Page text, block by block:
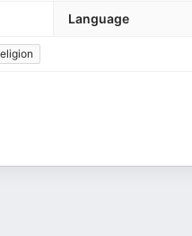
Language